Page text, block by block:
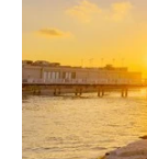
ל
ח
פ